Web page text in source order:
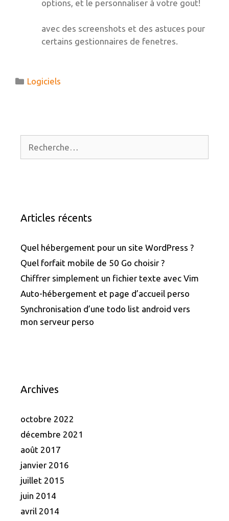
options, et le personnaliser à votre gout!
avec des screenshots et des astuces pour
certains gestionnaires de fenetres.
Catégories
Logiciels
Articles récents
Quel hébergement pour un site WordPress ?
Quel forfait mobile de 50 Go choisir ?
Chiffrer simplement un fichier texte avec Vim
Auto-hébergement et page d’accueil perso
Synchronisation d’une todo list android vers
mon serveur perso
Archives
octobre 2022
décembre 2021
août 2017
janvier 2016
juillet 2015
juin 2014
avril 2014